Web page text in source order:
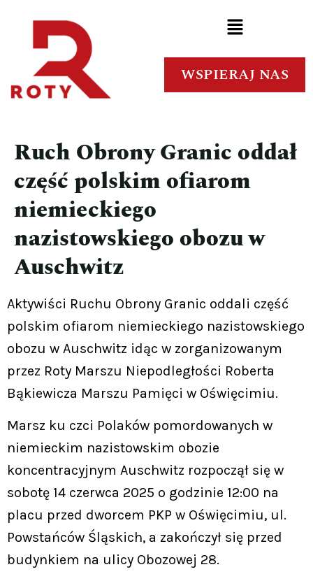
WSPIERAJ NAS
Ruch Obrony Granic oddał
część polskim ofiarom
niemieckiego
nazistowskiego obozu w
Auschwitz
Aktywiści Ruchu Obrony Granic oddali część
polskim ofiarom niemieckiego nazistowskiego
obozu w Auschwitz idąc w zorganizowanym
przez Roty Marszu Niepodległości Roberta
Bąkiewicza Marszu Pamięci w Oświęcimiu.
Marsz ku czci Polaków pomordowanych w
niemieckim nazistowskim obozie
koncentracyjnym Auschwitz rozpoczął się w
sobotę 14 czerwca 2025 o godzinie 12:00 na
placu przed dworcem PKP w Oświęcimiu, ul.
Powstańców Śląskich, a zakończył się przed
budynkiem na ulicy Obozowej 28.